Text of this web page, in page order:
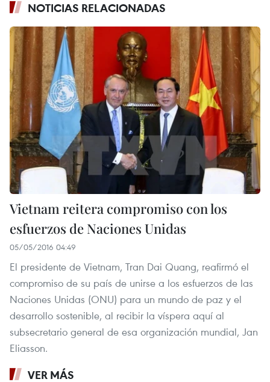
NOTICIAS RELACIONADAS
Vietnam reitera compromiso con los
esfuerzos de Naciones Unidas
05/05/2016 04:49
El presidente de Vietnam, Tran Dai Quang, reafirmó el
compromiso de su país de unirse a los esfuerzos de las
Naciones Unidas (ONU) para un mundo de paz y el
desarrollo sostenible, al recibir la víspera aquí al
subsecretario general de esa organización mundial, Jan
Eliasson.
VER MÁS